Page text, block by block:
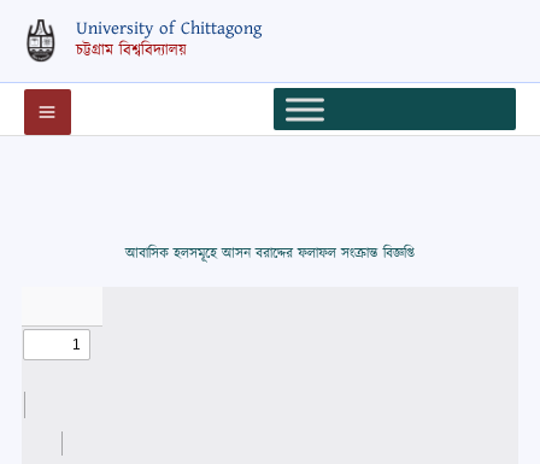
content
University of Chittagong
চট্টগ্রাম বিশ্ববিদ্যালয়
আবাসিক হলসমূহে আসন বরাদ্দের ফলাফল সংক্রান্ত বিজ্ঞপ্তি